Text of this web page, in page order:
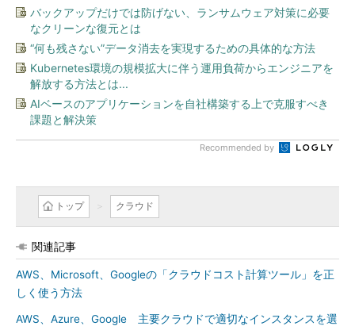
バックアップだけでは防げない、ランサムウェア対策に必要
なクリーンな復元とは
“何も残さない”データ消去を実現するための具体的な方法
Kubernetes環境の規模拡大に伴う運用負荷からエンジニアを
解放する方法とは...
AIベースのアプリケーションを自社構築する上で克服すべき
課題と解決策
Recommended by
トップ クラウド
関連記事
AWS、Microsoft、Googleの「クラウドコスト計算ツール」を正
しく使う方法
AWS、Azure、Google 主要クラウドで適切なインスタンスを選